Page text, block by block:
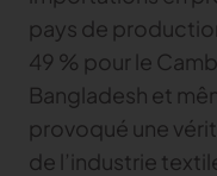
Gerber Atria
Relevez n’importe
Gerber Spreader for
Achieve exceptional
with a tension-free
Content Hub
Content Hub
Content Hub
pays de
49 % pour le
Bangladesh et
provoqué une
de l’industrie